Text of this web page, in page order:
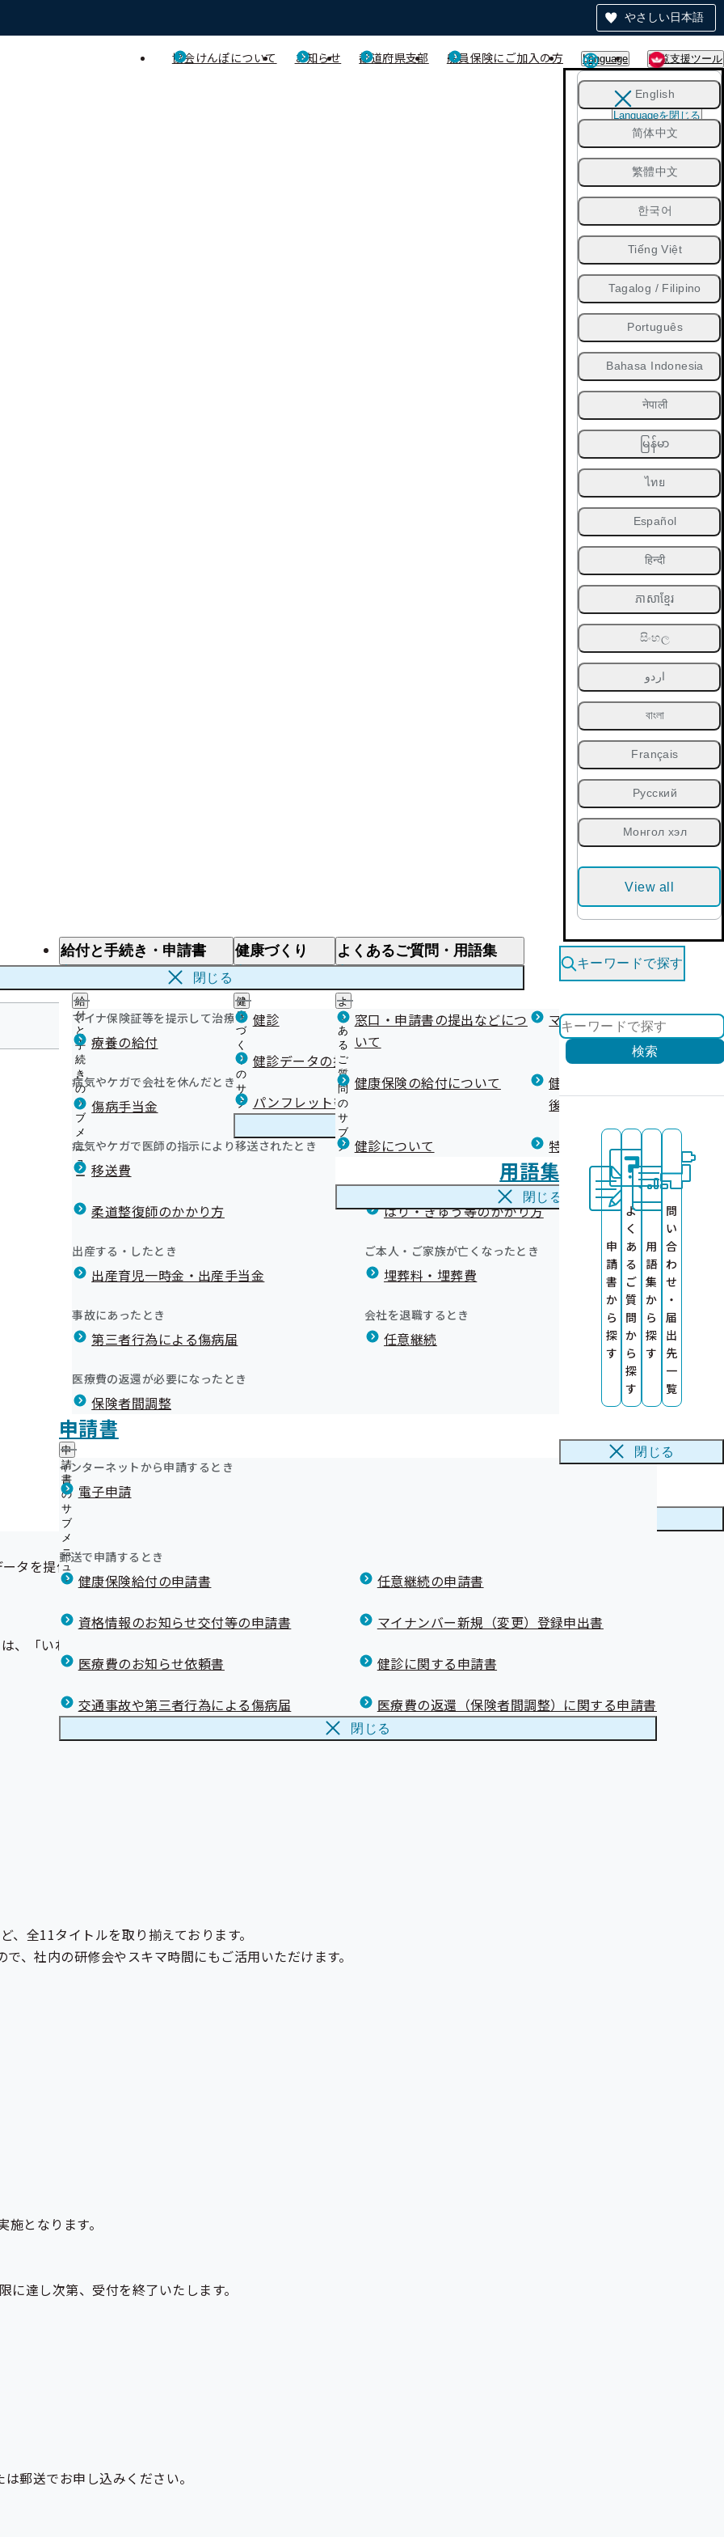
やさしい日本語
協会けんぽについて お知らせ 都道府県支部 船員保険にご加入の方 Language 閲覧支援ツール
English
简体中文
繁體中文
한국어
Tiếng Việt
Tagalog / Filipino
Português
Bahasa Indonesia
नेपाली
မြန်မာ
ไทย
Español
हिन्दी
ភាសាខ្មែរ
සිංහල
اردو
বাংলা
Français
Русский
Монгол хэл
View all
Languageを閉じる
給付と手続き・申請書
給付と手続き
給
付
と
手
続
き
の
サ
ブ
メ
ニ
ュ
ー
マイナ保険証等を提示して治療を受けるとき
療養の給付
医療費が高額になりそう・なったとき
限度額適用認定・高額療養費・高額介護合算
病気やケガで会社を休んだとき
傷病手当金
医療費の全額を負担したとき
病気やケガで医師の指示により移送されたとき
移送費
海外で急な病気にかかり治療を受けたとき
柔道整復師のかかり方 はり・きゅう等のかかり方
出産する・したとき
出産育児一時金・出産手当金
ご本人・ご家族が亡くなったとき
埋葬料・埋葬費
事故にあったとき
第三者行為による傷病届
会社を退職するとき
任意継続
医療費の返還が必要になったとき
保険者間調整
申請書
申
請
書
の
サ
ブ
メ
ニ
ュ
ー
インターネットから申請するとき
電子申請
郵送で申請するとき
健康保険給付の申請書 任意継続の申請書
資格情報のお知らせ交付等の申請書 マイナンバー新規（変更）登録申出書
医療費のお知らせ依頼書 健診に関する申請書
交通事故や第三者行為による傷病届 医療費の返還（保険者間調整）に関する申請書
閉じる
健康づくり
健
康
づ
く
り
の
サ
ブ
メ
ュ
健診 健診を受けた後の健康づくり
健診データの提供について 健康宣言（コラボヘルス）
パンフレット等（広報） 健康づくりコラム
よくあるご質問・用語集
よ
く
あ
る
ご
質
問
の
サ
ブ
メ
窓口・申請書の提出などにつ
いて
マイナ保険証等関連について
健康保険の給付について
健康保険任意継続制度（退職
後の健康保険）について
健診について 特定保健指導について
用語集
閉じる
閉じる
キーワードで探す
検索
申
請
書
か
ら
探
す
よ
く
あ
る
ご
質
問
か
ら
探
す
用
語
集
か
ら
探
す
問
い
合
わ
せ
・
届
出
先
一
覧
閉じる
岩手支部
岩手支部からのお知らせ
岩手支部の健診・保健指導のご案内
岩
の
生活習慣病予防健診のご案内（加入者ご本人様）
集合バス健診のご案内
特定健康診査のご案内（ご家族）
集団健診のご案内（ご家族）
まちかど健診のご案内（ご家族）
定期健康診断（事業者健診）結果の提供にご協力をお願いします
定期健康診断(事業者健診)結果データを作成いただける健診機関を募集
特定保健指導の外部委託について
健診実施機関一覧等
康
健康保険委員のページへようこそ
令和7年度健康保険委員オンライン研修会について
令和6年度健康保険委員表彰伝達式を開催しました
健康づくり
ます
【いわて健康経営宣言】インセンティブ付与事業にかかる事業者の公募
について
【いわて健康経営宣言】いわて健康経営宣言事業所専用サイト
重症化予防対策事業について
いわて健康経営アワード2024 受賞事業所が決定しました
重症化予防における健診事後の状況確認のお願い
重症化予防事業（未治療者に対する受診勧奨業務）の外部委託について
推定塩分摂取量測定のご案内
野菜摂取度測定器貸出事業のご案内
令和8年度 職場のヘルスアップサポート事業について！
岩手支部 第3期保健事業実施計画（データヘルス計画）
令和7年度 電話による「いわて健康経営宣言」新規登録勧奨業務の外部
委託について
こども健康教育事業について
身体の健康、お口から 歯科健診のお知らせ
第12回 協会けんぽ川柳コンクール作品募集！
岩手支部からのお知らせ（納入告知書同封リーフレット）
申請書等は電子申請または郵送で提出できます
協会けんぽ岩手支部公式LINE
インセンティブ（報奨金）制度について
任意継続健康保険の資格喪失通知書について
メールマガジン
統計情報
岩手支部について
所在地・連絡先
調達情報
採用情報
個人情報保護
地方自治体及び関係団体との連携協定
情報公開
評議会
事務処理誤り
リンク集
プサポート事業について！
業所様を応援する「職場のヘルスアップサポート事業」を実施しております。
ない・・・」→そんな時には是非本事業をご活用ください！
タを提供している
、「いわて健康経営宣言」にご登録いただくことでご利用可能となります。
、全11タイトルを取り揃えております。
、社内の研修会やスキマ時間にもご活用いただけます。
となります。
達し次第、受付を終了いたします。
郵送でお申し込みください。